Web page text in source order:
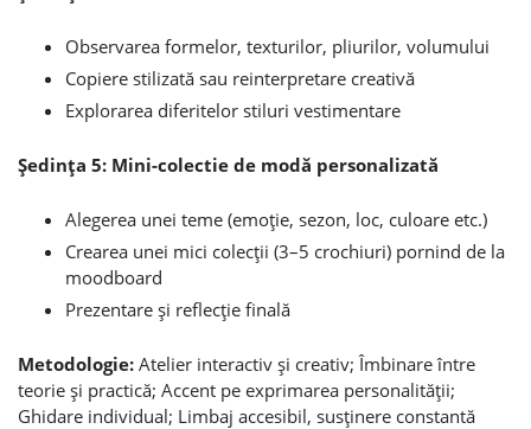
Observarea formelor, texturilor, pliurilor, volumului
Copiere stilizată sau reinterpretare creativă
Explorarea diferitelor stiluri vestimentare
Şedinţa 5: Mini-colectie de modă personalizată
Alegerea unei teme (emoţie, sezon, loc, culoare etc.)
Crearea unei mici colecţii (3–5 crochiuri) pornind de la
moodboard
Prezentare şi reflecţie finală
Metodologie: Atelier interactiv şi creativ; Îmbinare între
teorie şi practică; Accent pe exprimarea personalităţii;
Ghidare individual; Limbaj accesibil, susţinere constantă